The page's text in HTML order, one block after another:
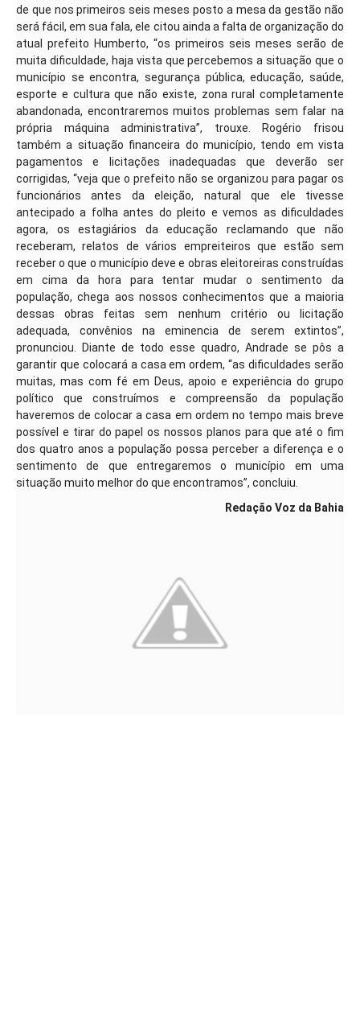
de que nos primeiros seis meses posto a mesa da gestão não
será fácil, em sua fala, ele citou ainda a falta de organização do
atual prefeito Humberto, “os primeiros seis meses serão de
muita dificuldade, haja vista que percebemos a situação que o
município se encontra, segurança pública, educação, saúde,
esporte e cultura que não existe, zona rural completamente
abandonada, encontraremos muitos problemas sem falar na
própria máquina administrativa”, trouxe. Rogério frisou
também a situação financeira do município, tendo em vista
pagamentos e licitações inadequadas que deverão ser
corrigidas, “veja que o prefeito não se organizou para pagar os
funcionários antes da eleição, natural que ele tivesse
antecipado a folha antes do pleito e vemos as dificuldades
agora, os estagiários da educação reclamando que não
receberam, relatos de vários empreiteiros que estão sem
receber o que o município deve e obras eleitoreiras construídas
em cima da hora para tentar mudar o sentimento da
população, chega aos nossos conhecimentos que a maioria
dessas obras feitas sem nenhum critério ou licitação
adequada, convênios na eminencia de serem extintos”,
pronunciou.
Diante de todo esse quadro, Andrade se pôs a
garantir que colocará a casa em ordem, “as dificuldades serão
muitas, mas com fé em Deus, apoio e experiência do grupo
político que construímos e compreensão da população
haveremos de colocar a casa em ordem no tempo mais breve
possível e tirar do papel os nossos planos para que até o fim
dos quatro anos a população possa perceber a diferença e o
sentimento de que entregaremos o município em uma
situação muito melhor do que encontramos”, concluiu.
Redação Voz da Bahia